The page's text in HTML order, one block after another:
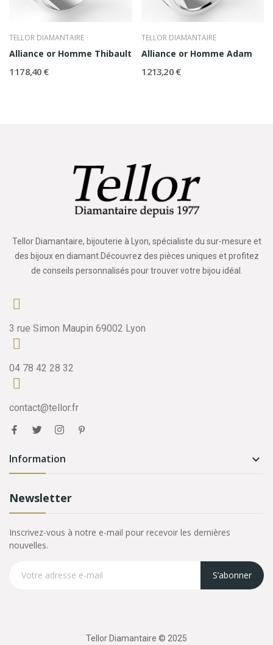
TELLOR DIAMANTAIRE
Alliance or Homme Thibault
1 178,40 €
TELLOR DIAMANTAIRE
Alliance or Homme Adam
1 213,20 €
Tellor Diamantaire, bijouterie à Lyon, spécialiste du sur-mesure et
des bijoux en diamant.Découvrez des pièces uniques et profitez
de conseils personnalisés pour trouver votre bijou idéal.
3 rue Simon Maupin 69002 Lyon
04 78 42 28 32
contact@tellor.fr
Information 
Newsletter
Inscrivez-vous à notre e-mail pour recevoir les dernières
nouvelles.
S’abonner
Tellor Diamantaire © 2025